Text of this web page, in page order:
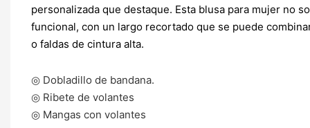
personalizada que destaque. Esta blusa para mujer no
funcional, con un largo recortado que se puede
o faldas de cintura alta.
◎ Dobladillo de bandana.
◎ Ribete de volantes
◎ Mangas con volantes